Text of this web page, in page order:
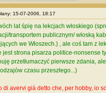
15-07-2006, 18:17
lat śpię na lekcjach włoskiego
transportem publicznym/ włoską
we Włoszech.) , ale coś tam z
jest strona pisarza politice-nonsense
przetłumaczyć pierwsze zdania,
czasu przeszłego...)
di avervi già detto che, per hobby, io